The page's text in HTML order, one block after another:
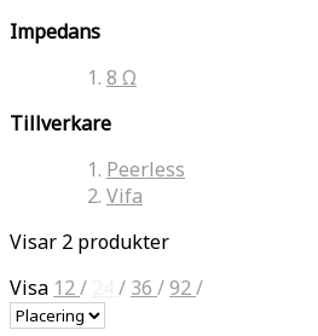
Impedans
8 Ω
Tillverkare
Peerless
Vifa
Visar 2 produkter
Visa 12/ / 36 /92/